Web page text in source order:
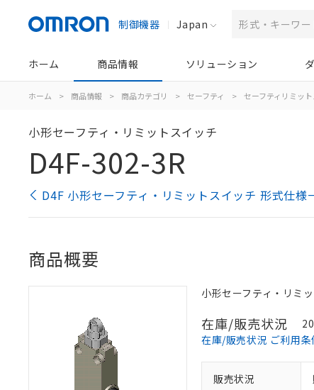
制御機器 Japan
ホーム 商品情報 ソリューション
ホーム > 商品情報 > 商品カテゴリ > セーフティ > セーフティリミッ
小形セーフティ・リミットスイッチ
D4F-302-3R
D4F 小形セーフティ・リミットスイッチ 形式仕様
商品概要
小形セーフティ・リミ
在庫/販売状況
在庫/販売状況 ご利用条
販売状況